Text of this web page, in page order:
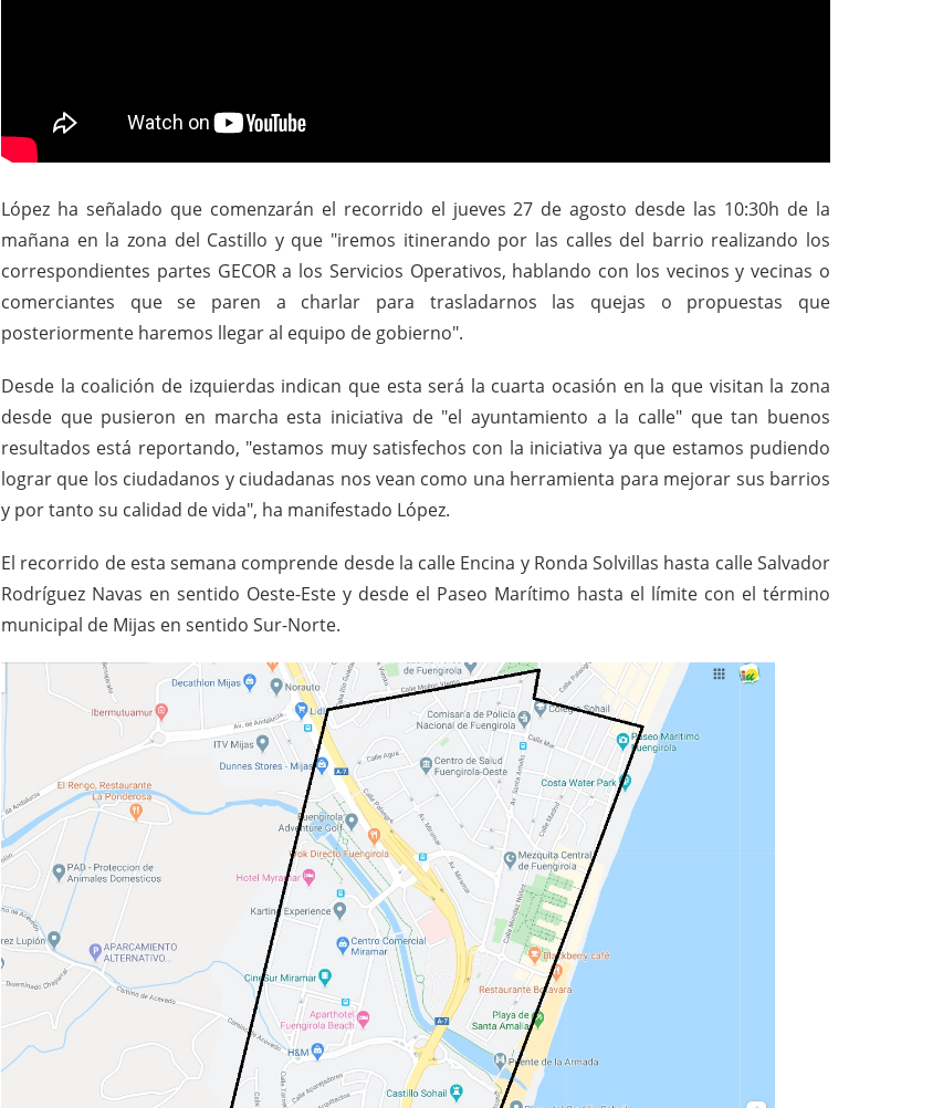
López ha señalado que comenzarán el recorrido el jueves 27 de agosto desde las 10:30h de la
mañana en la zona del Castillo y que "iremos itinerando por las calles del barrio realizando los
correspondientes partes GECOR a los Servicios Operativos, hablando con los vecinos y vecinas o
comerciantes que se paren a charlar para trasladarnos las quejas o propuestas que
posteriormente haremos llegar al equipo de gobierno".
Desde la coalición de izquierdas indican que esta será la cuarta ocasión en la que visitan la zona
desde que pusieron en marcha esta iniciativa de "el ayuntamiento a la calle" que tan buenos
resultados está reportando, "estamos muy satisfechos con la iniciativa ya que estamos pudiendo
lograr que los ciudadanos y ciudadanas nos vean como una herramienta para mejorar sus barrios
y por tanto su calidad de vida", ha manifestado López.
El recorrido de esta semana comprende desde la calle Encina y Ronda Solvillas hasta calle Salvador
Rodríguez Navas en sentido Oeste-Este y desde el Paseo Marítimo hasta el límite con el término
municipal de Mijas en sentido Sur-Norte.